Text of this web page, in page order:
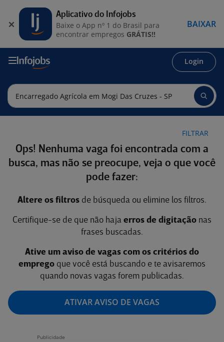
Login
FILTRAR
Ops! Nenhuma vaga foi encontrada com a
busca, mas não se preocupe, veja o que você
pode fazer:
Altere os filtros de búsqueda ou elimine los filtros.
Certifique-se de que não haja erros de digitação nas
frases buscadas.
Ative um aviso de vagas com os critérios do
emprego que você está buscando e te avisaremos
quando novas vagas forem publicadas.
ATIVAR AVISO DE VAGAS
Aplicativo do Infojobs
Baixe o App nº 1 do Brasil para
encontrar empregos GRÁTIS!!
BAIXAR